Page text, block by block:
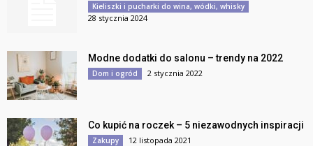
Kieliszki i pucharki do wina, wódki, whisky
28 stycznia 2024
Modne dodatki do salonu – trendy na 2022
Dom i ogród 2 stycznia 2022
Co kupić na roczek – 5 niezawodnych inspiracji
Zakupy 12 listopada 2021